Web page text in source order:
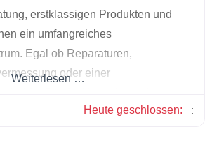
erstklassigen Produkten und
ein umfangreiches
Egal ob Reparaturen,
oder einer
Auswahl an Sommer- und Winterreifen.
Weiterlesen …
Heute geschlossen: